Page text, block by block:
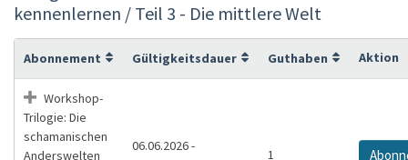
kennenlernen / Teil 3 - Die mittlere Welt
Abonnement Gültigkeitsdauer Guthaben Aktion
Workshop-
Trilogie: Die
schamanischen
Anderswelten
06.06.2026 -
1